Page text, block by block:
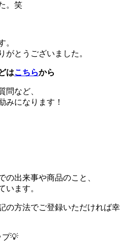
。笑
。
がとうございました。
はこちらから
問など、
みになります！
の出来事や商品のこと、
います。
の方法でご登録いただければ幸
プ💡